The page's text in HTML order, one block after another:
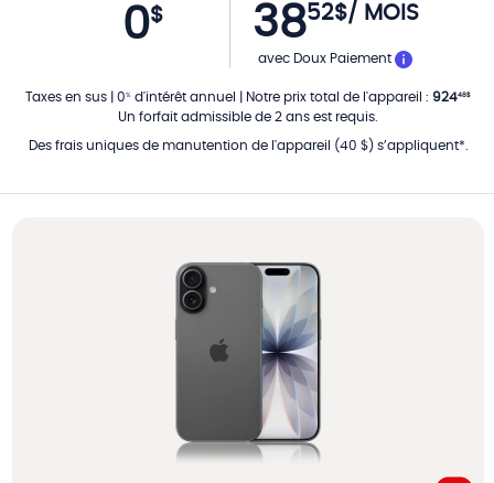
0$ 3852$/ MOIS
PAR MOIS
avec Doux Paiement
Taxes en sus 0% d'intérêt annuel Notre prix total de l'appareil : 92448$
Un forfait admissible de 2 ans est requis.
Des frais uniques de manutention de l'appareil (40 $) s’appliquent*.